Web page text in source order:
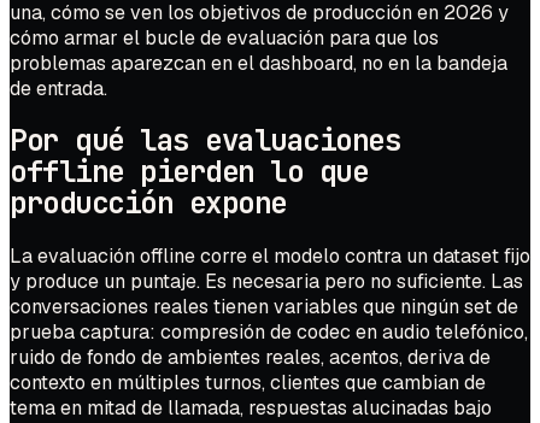
una, cómo se ven los objetivos de producción en 2026 y
cómo armar el bucle de evaluación para que los
problemas aparezcan en el dashboard, no en la bandeja
de entrada.
Por qué las evaluaciones
offline pierden lo que
producción expone
La evaluación offline corre el modelo contra un dataset fijo
y produce un puntaje. Es necesaria pero no suficiente. Las
conversaciones reales tienen variables que ningún set de
prueba captura: compresión de codec en audio telefónico,
ruido de fondo de ambientes reales, acentos, deriva de
contexto en múltiples turnos, clientes que cambian de
tema en mitad de llamada, respuestas alucinadas bajo